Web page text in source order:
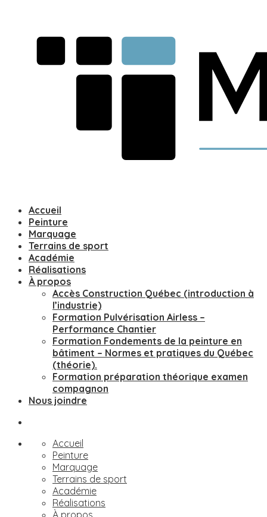
Accueil
Peinture
Marquage
Terrains de sport
Académie
Réalisations
À propos
Accès Construction Québec (introduction à
l’industrie)
Formation Pulvérisation Airless –
Performance Chantier
Formation Fondements de la peinture en
bâtiment – Normes et pratiques du Québec
(théorie).
Formation préparation théorique examen
compagnon
Nous joindre
Accueil
Peinture
Marquage
Terrains de sport
Académie
Réalisations
À propos